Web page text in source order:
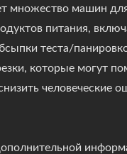
множество машин
питания,
теста/
которые могут
человеческие